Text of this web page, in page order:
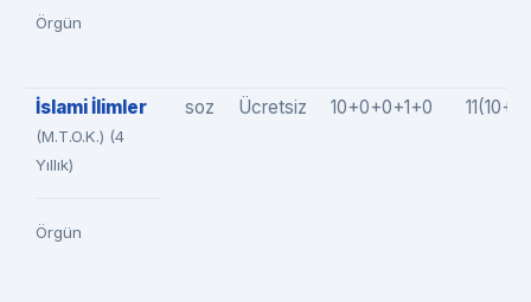
Örgün
İslami İlimler
(M.T.O.K.) (4
Yıllık)
Örgün
soz Ücretsiz 10+0+0+1+0